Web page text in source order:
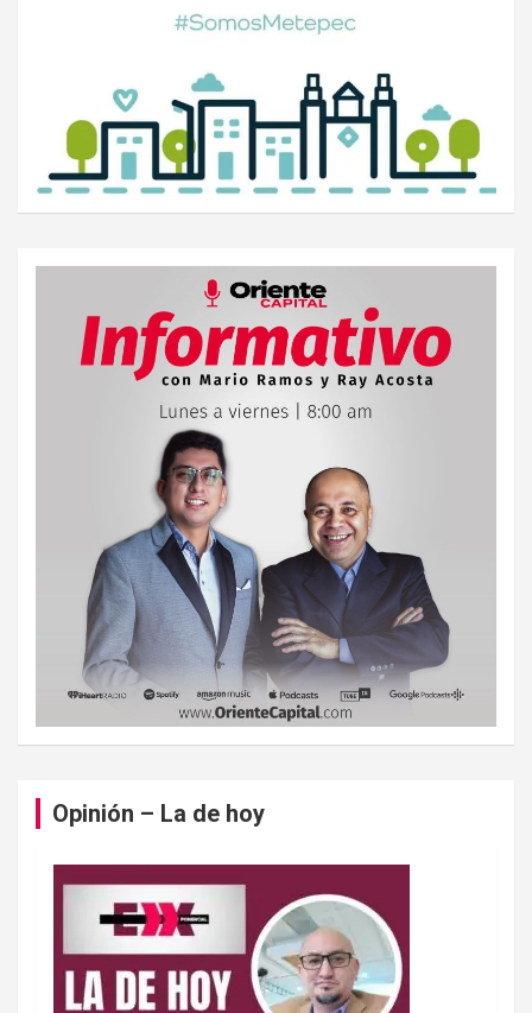
Opinión – La de hoy